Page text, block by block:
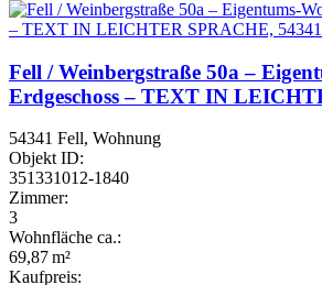
Fell / Weinbergstraße 50a –
Erdgeschoss – TEXT IN
54341 Fell, Wohnung
Objekt ID:
351331012-1840
Zimmer:
3
Wohnfläche ca.:
69,87 m²
Kaufpreis: